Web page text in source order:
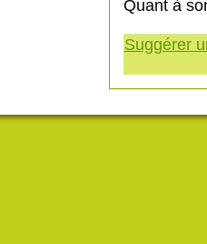
Quant à
Suggérer